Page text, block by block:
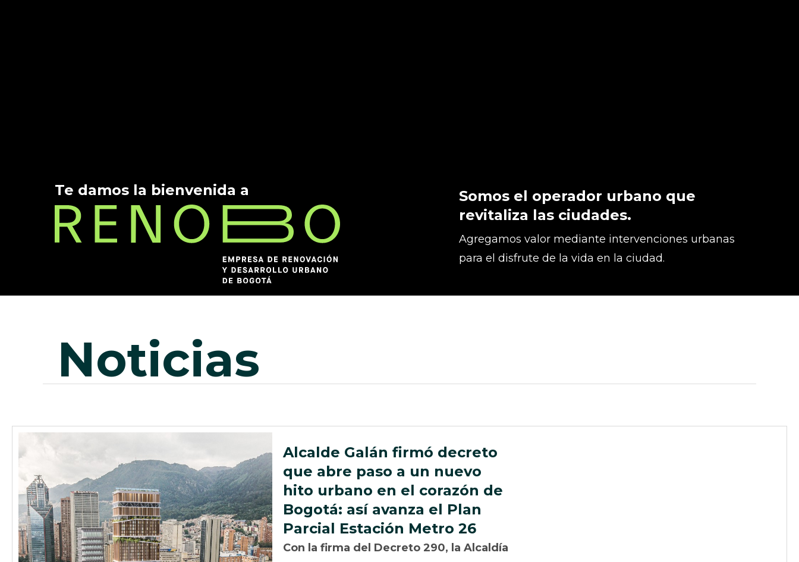
Te damos la bienvenida a
Somos el operador urbano que
revitaliza las ciudades.
Agregamos valor mediante intervenciones urbanas
para el disfrute de la vida en la ciudad.
noticias
Alcalde Galán firmó decreto
que abre paso a un nuevo
hito urbano en el corazón de
Bogotá: así avanza el Plan
Parcial Estación Metro 26
Con la firma del Decreto 290, la Alcaldía